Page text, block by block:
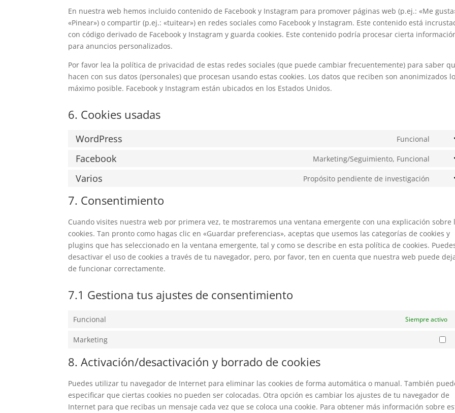
En nuestra web hemos incluido contenido de Facebook y Instagram para promover páginas web (p.ej.: «Me
«Pinear») o compartir (p.ej.: «tuitear») en redes sociales como Facebook y Instagram. Este contenido está
con código derivado de Facebook y Instagram y guarda cookies. Este contenido podría procesar cierta
para anuncios personalizados.
Por favor lea la política de privacidad de estas redes sociales (que puede cambiar frecuentemente) para saber
hacen con sus datos (personales) que procesan usando estas cookies. Los datos que reciben son anonimizados lo
máximo posible. Facebook y Instagram están ubicados en los Estados Unidos.
6. Cookies usadas
WordPress Funcional
Facebook Marketing/Seguimiento, Funcional
Varios Propósito pendiente de investigación
7. Consentimiento
Cuando visites nuestra web por primera vez, te mostraremos una ventana emergente con una explicación sobre
cookies. Tan pronto como hagas clic en «Guardar preferencias», aceptas que usemos las categorías de cookies y
plugins que has seleccionado en la ventana emergente, tal y como se describe en esta política de cookies.
desactivar el uso de cookies a través de tu navegador, pero, por favor, ten en cuenta que nuestra web puede
de funcionar correctamente.
7.1 Gestiona tus ajustes de consentimiento
Funcional Siempre activo
Marketing
8. Activación/desactivación y borrado de cookies
Puedes utilizar tu navegador de Internet para eliminar las cookies de forma automática o manual. También
especificar que ciertas cookies no pueden ser colocadas. Otra opción es cambiar los ajustes de tu navegador de
Internet para que recibas un mensaje cada vez que se coloca una cookie. Para obtener más información sobre